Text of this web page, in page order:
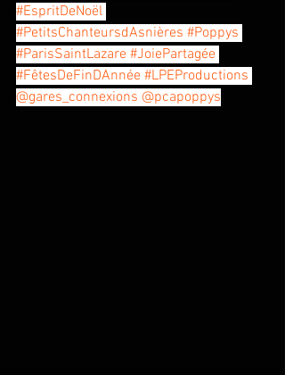
#EspritDeNoël
#PetitsChanteursdAsnières #Poppys
#ParisSaintLazare #JoiePartagée
#FêtesDeFinDAnnée #LPEProductions
@gares_connexions @pcapoppys